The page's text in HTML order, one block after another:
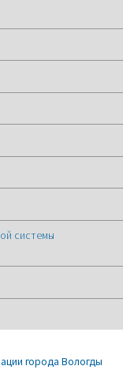
системы
города Вологды